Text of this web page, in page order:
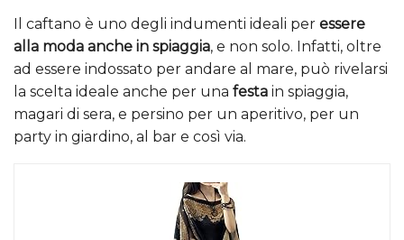
Il caftano è uno degli indumenti ideali per essere
alla moda anche in spiaggia, e non solo. Infatti, oltre
ad essere indossato per andare al mare, può rivelarsi
la scelta ideale anche per una festa in spiaggia,
magari di sera, e persino per un aperitivo, per un
party in giardino, al bar e così via.